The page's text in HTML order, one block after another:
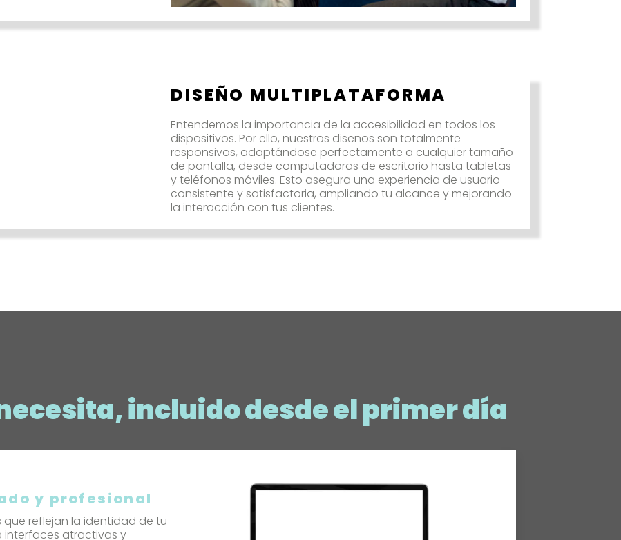
DISEÑO MULTIPLATAFORMA
Entendemos la importancia de la accesibilidad en todos los
dispositivos. Por ello, nuestros diseños son totalmente
responsivos, adaptándose perfectamente a cualquier tamaño
de pantalla, desde computadoras de escritorio hasta tabletas
y teléfonos móviles. Esto asegura una experiencia de usuario
consistente y satisfactoria, ampliando tu alcance y mejorando
la interacción con tus clientes.
incluido desde el primer día
y profesional
reflejan la identidad de tu
interfaces atractivas y